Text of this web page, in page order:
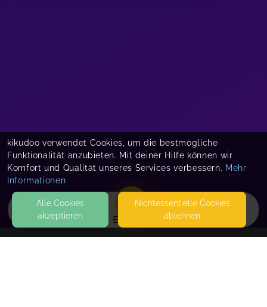
EVENTS
kikudoo verwendet Cookies, um die bestmögliche
Funktionalität anzubieten. Mit deiner Hilfe können wir
Komfort und Qualität unseres Services verbessern. Mehr
Informationen
Alle Cookies
akzeptieren
Nicht­essentielle Cookies
ablehnen